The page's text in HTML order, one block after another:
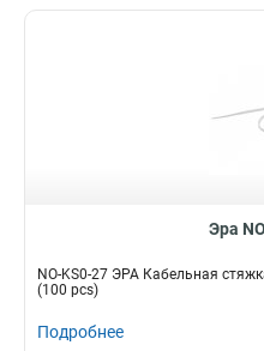
Эра
NO-KS0-27 ЭРА Кабельная
(100 pcs)
Подробнее